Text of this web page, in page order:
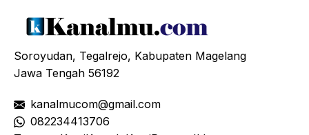
Soroyudan, Tegalrejo, Kabupaten Magelang
Jawa Tengah 56192
kanalmucom@gmail.com
082234413706